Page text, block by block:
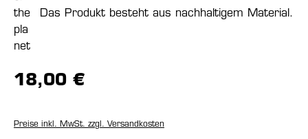
Das Produkt besteht aus nachhaltigem Material.
18,00 €
Preise inkl. MwSt. zzgl. Versandkosten